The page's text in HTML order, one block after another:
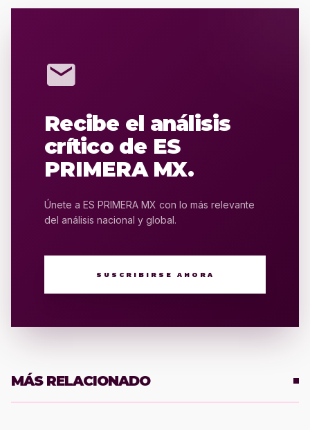
mail
Recibe el análisis
crítico de ES
PRIMERA MX.
Únete a ES PRIMERA MX con lo más relevante
del análisis nacional y global.
SUSCRIBIRSE AHORA
MÁS RELACIONADO